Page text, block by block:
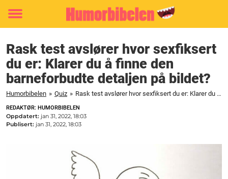
Toggle
Rask test avslører hvor sexfiksert
du er: Klarer du å finne den
barneforbudte detaljen på bildet?
Humorbibelen » Quiz » Rask test avslører hvor sexfiksert du er: Klarer du å finne den barneforbudte detaljen på bildet?
REDAKTØR: HUMORBIBELEN
Oppdatert: jan 31, 2022, 18:03
Publisert: jan 31, 2022, 18:03